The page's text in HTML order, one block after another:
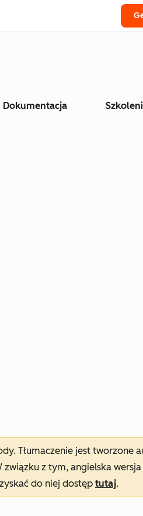
Dokumentacja
Tłumaczenie jest tworzone
z tym, angielska
do niej dostęp tutaj.